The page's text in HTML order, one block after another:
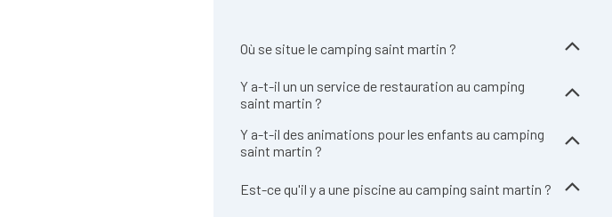
Où se situe le camping saint martin ?
Y a-t-il un un service de restauration au camping
saint martin ?
Y a-t-il des animations pour les enfants au camping
saint martin ?
Est-ce qu'il y a une piscine au camping saint martin ?